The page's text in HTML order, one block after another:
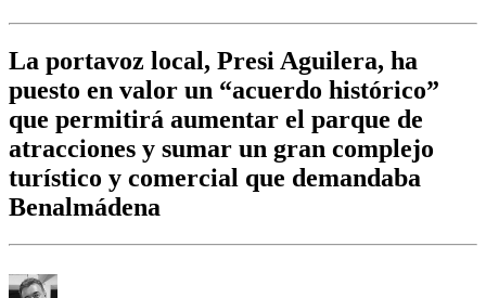
La portavoz local, Presi Aguilera, ha
puesto en valor un “acuerdo histórico”
que permitirá aumentar el parque de
atracciones y sumar un gran complejo
turístico y comercial que demandaba
Benalmádena